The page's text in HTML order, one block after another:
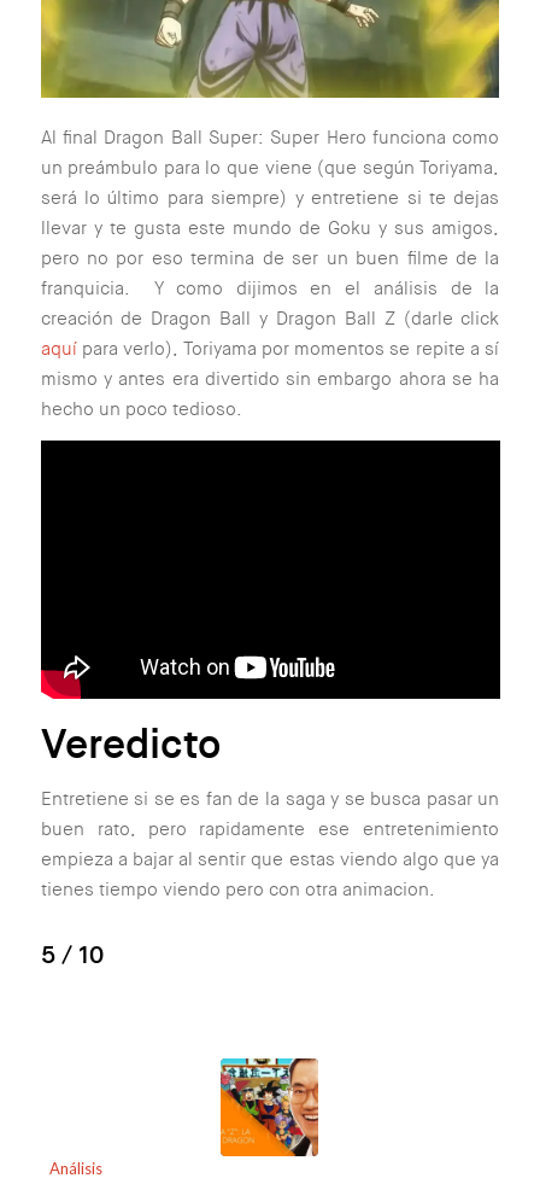
Al final Dragon Ball Super: Super Hero funciona como
un preámbulo para lo que viene (que según Toriyama,
será lo último para siempre) y entretiene si te dejas
llevar y te gusta este mundo de Goku y sus amigos,
pero no por eso termina de ser un buen filme de la
franquicia. Y como dijimos en el análisis de la
creación de Dragon Ball y Dragon Ball Z (darle click
aquípara verlo), Toriyama por momentos se repite a sí
mismo y antes era divertido sin embargo ahora se ha
hecho un poco tedioso.
Veredicto
Entretiene si se es fan de la saga y se busca pasar un
buen rato, pero rapidamente ese entretenimiento
empieza a bajar al sentir que estas viendo algo que ya
tienes tiempo viendo pero con otra animacion.
5/ 10
Análisis